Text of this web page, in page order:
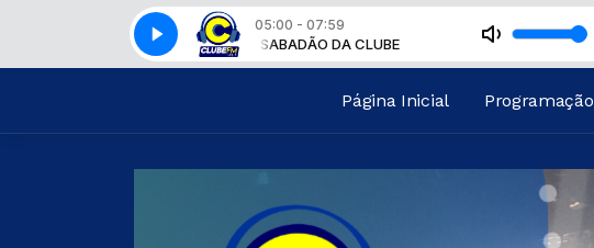
05:00 - 07:59
SABADÃO DA CLUBE SABADÃO DA CLUBE
Página Inicial Programação